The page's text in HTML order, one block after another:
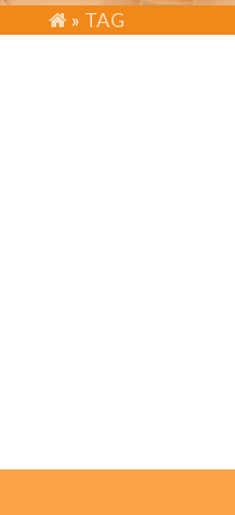
» TAG